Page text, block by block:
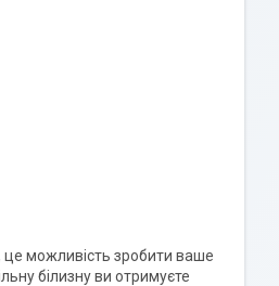
це можливість зробити ваше
білизну ви отримуєте